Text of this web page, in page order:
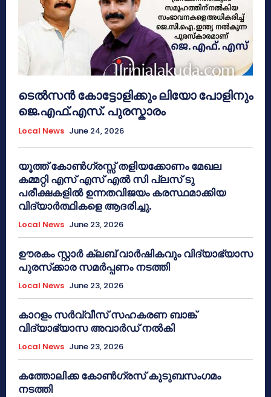
ടെൽസൻ കോട്ടോളിക്കും ലിയോ പോളിനും
ജെ.എഫ്.എസ്. പുരസ്കാരം
Local News June 24, 2026
യൂത്ത് കോൺഗ്രസ്സ് തളിയക്കോണം മേഖല
കമ്മറ്റി എസ് എസ് എൽ സി പ്ലസ് ടു
പരീക്ഷകളിൽ ഉന്നതവിജയം കരസ്ഥമാക്കിയ
വിദ്യാർത്ഥികളെ ആദരിച്ചു.
Local News June 23, 2026
ഊരകം സ്റ്റാർ ക്ലബ് വാർഷികവും വിദ്യാഭ്യാസ
പുരസ്‌ക്കാര സമർപ്പണം നടത്തി
Local News June 23, 2026
കാറളം സർവ്വീസ് സഹകരണ ബാങ്ക്
വിദ്യാഭ്യാസ അവാർഡ് നൽകി
Local News June 23, 2026
കത്തോലിക്ക കോൺഗ്രസ് കുടുബസംഗമം
നടത്തി